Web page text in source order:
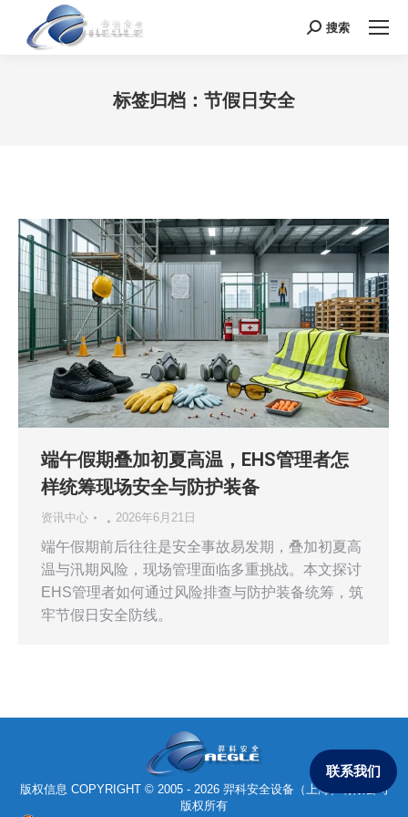
Search:
搜索
标签归档： 节假日安全
端午假期叠加初夏高温，EHS管理者怎
样统筹现场安全与防护装备
资讯中心 2026年6月21日
端午假期前后往往是安全事故易发期，叠加初夏高
温与汛期风险，现场管理面临多重挑战。本文探讨
EHS管理者如何通过风险排查与防护装备统筹，筑
牢节假日安全防线。
版权信息 COPYRIGHT © 2005 - 2026 羿科安全设备（上海）有限公司
版权所有
联系我们